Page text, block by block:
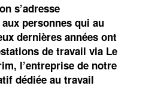
s’adresse
personnes qui au
dernières années ont
de travail via Le
l’entreprise de notre
dédiée au travail